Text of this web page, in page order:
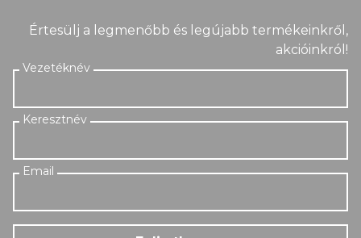
Értesülj a legmenőbb és legújabb termékeinkről,
akcióinkról!